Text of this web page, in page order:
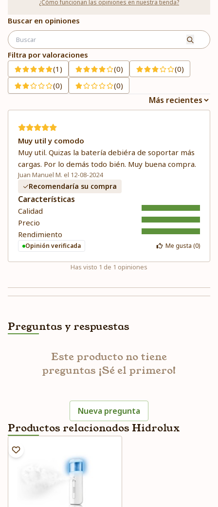
¿Cómo funcionan las opiniones en nuestra tienda?
Buscar en opiniones
Filtra por valoraciones
(1)
(0)
(0)
(0)
(0)
Muy util y comodo
Muy util. Quizas la batería debiéra de soportar más
cargas. Por lo demás todo bién. Muy buena compra.
Juan Manuel M. el 12-08-2024
Recomendaría su compra
Características
Calidad
Precio
Rendimiento
Opinión verificada Me gusta (0)
Has visto 1 de 1 opiniones
Preguntas y respuestas
Este producto no tiene
preguntas ¡Sé el primero!
Nueva pregunta
Productos relacionados Hidrolux